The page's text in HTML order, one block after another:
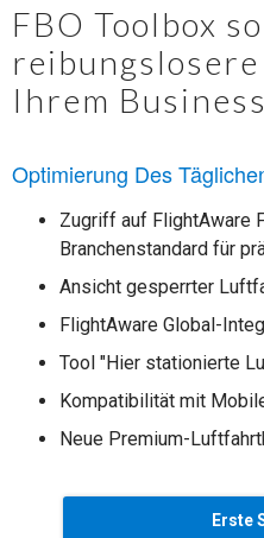
FBO Toolbox
Ihrem
Optimierung Des
Zugriff auf FlightAware
Branchenstandard für
Ansicht gesperrter
FlightAware Global-
Tool "Hier stationierte
Kompatibilität mit
Neue Premium-
Erste